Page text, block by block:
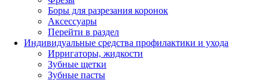
Боры для разрезания коронок
Аксессуары
Перейти в раздел
Индивидуальные средства профилактики и ухода
Ирригаторы, жидкости
Зубные щетки
Зубные пасты